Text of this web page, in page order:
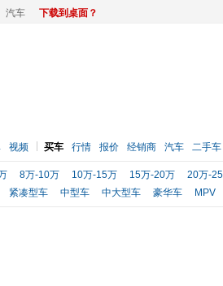
汽车 下载到桌面？
视频 买车 行情 报价 经销商 汽车 二手车
8万-10万 10万-15万 15万-20万
20万-
紧凑型车 中型车 中大型车 豪华车 MPV